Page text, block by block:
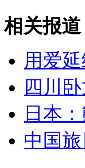
安徽一实载49人
走！跟着总书记
消防员救轻生者
相关报道
用爱
四川
日本
中国